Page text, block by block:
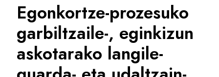
Egonkortze-prozesuko
garbiltzaile-, eginkizun
askotarako langile-